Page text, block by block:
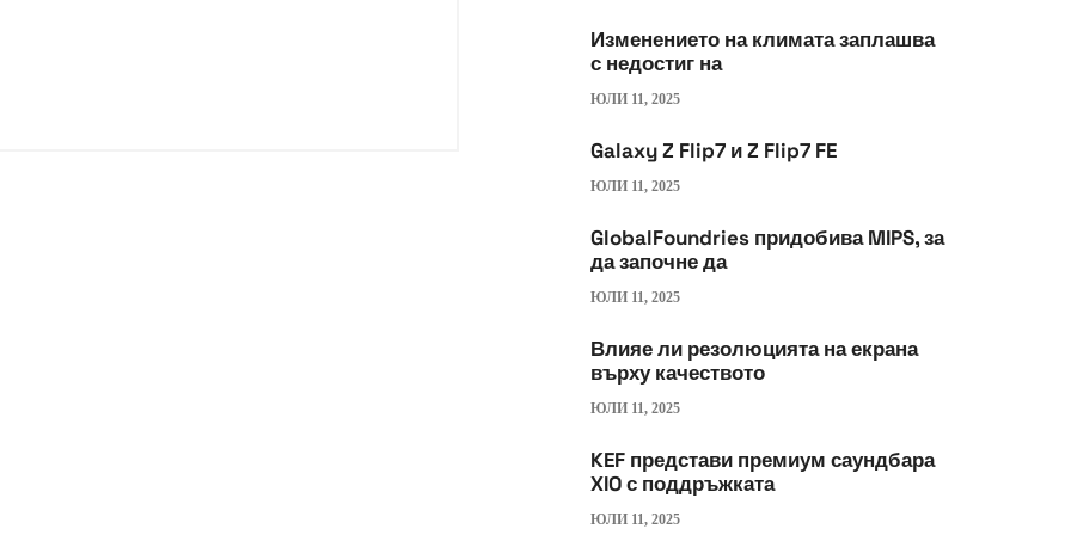
Изменението на климата заплашва
с недостиг на
ЮЛИ 11, 2025
Galaxy Z Flip7 и Z Flip7 FE
ЮЛИ 11, 2025
GlobalFoundries придобива MIPS, за
да започне да
ЮЛИ 11, 2025
Влияе ли резолюцията на екрана
върху качеството
ЮЛИ 11, 2025
KEF представи премиум саундбара
XIO с поддръжката
ЮЛИ 11, 2025